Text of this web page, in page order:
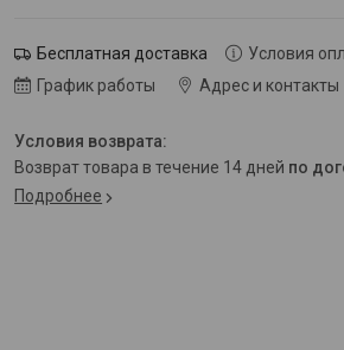
Бесплатная доставка
Условия
График работы
Адрес и контакты
возврат товара в течение 14 дней по
Подробнее